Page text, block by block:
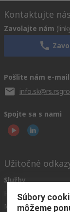
Kontaktujte nás
Zavolajte nám
Pošlite nám e-mail
Spojte sa s nami
Užitočné
Služby
História objednávok
Možnosti platby
Súbory
môžeme